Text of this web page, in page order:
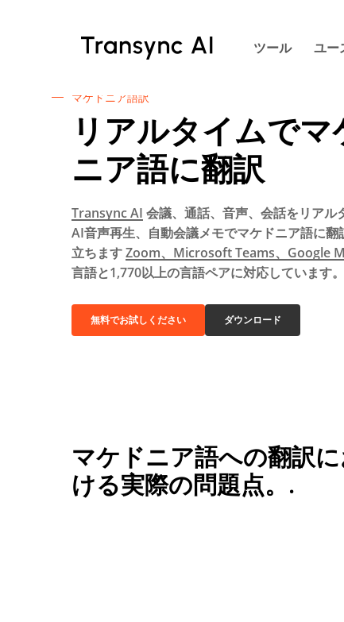
ツール ユー
マケドニア語訳
リアルタイムでマ
ニア語に翻訳
Transync AI 会議、通話、音声、会話をリアル
AI音声再生、自動会議メモでマケドニア語に翻
立ちますZoom、Microsoft Teams、Google
言語と1,770以上の言語ペアに対応しています
無料でお試しください ダウンロード
マケドニア語への翻訳
ける実際の問題点。.